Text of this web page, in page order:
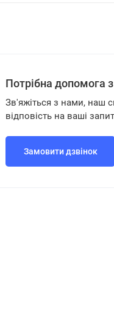
Потрібна допомога
Зв'яжіться з нами, наш
відповість на ваші
Замовити дзвінок